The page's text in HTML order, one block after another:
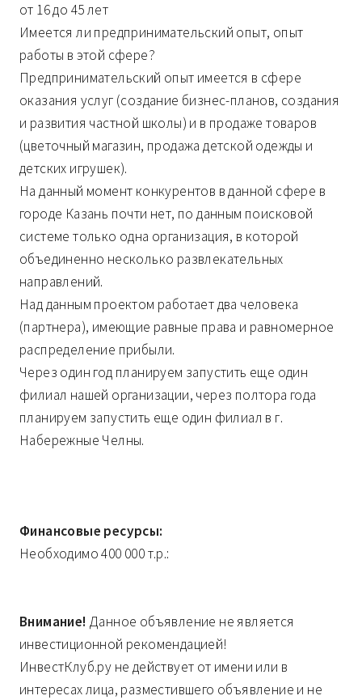
от 16 до 45 лет
Имеется ли предпринимательский опыт, опыт
работы в этой сфере?
Предпринимательский опыт имеется в сфере
оказания услуг (создание бизнес-планов, создания
и развития частной школы) и в продаже товаров
(цветочный магазин, продажа детской одежды и
детских игрушек).
На данный момент конкурентов в данной сфере в
городе Казань почти нет, по данным поисковой
системе только одна организация, в которой
объединенно несколько развлекательных
направлений.
Над данным проектом работает два человека
(партнера), имеющие равные права и равномерное
распределение прибыли.
Через один год планируем запустить еще один
филиал нашей организации, через полтора года
планируем запустить еще один филиал в г.
Набережные Челны.
Финансовые ресурсы:
Необходимо 400 000 т.р.:
Внимание! Данное объявление не является
инвестиционной рекомендацией!
ИнвестКлуб.ру не действует от имени или в
интересах лица, разместившего объявление и не